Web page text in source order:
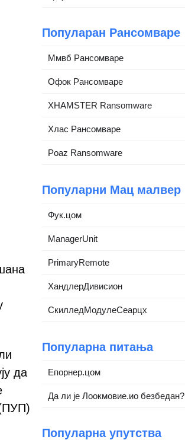
да
Популаран Рансомваре
Ммвб Рансомваре
Офок Рансомваре
XHAMSTER Ransomware
Хлас Рансомваре
Poaz Ransomware
Популарни Мац малвер
Фук.цом
ManagerUnit
PrimaryRemote
ХандлерДивисион
СкилледМодулеСеарцх
Популарна питања
Епорнер.цом
Да ли је Лоокмовие.ио безбедан?
Популарна упутства